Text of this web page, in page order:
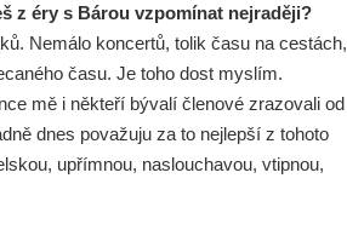
z éry s Bárou vzpomínat nejraději?
Nemálo koncertů, tolik času na cestách,
času. Je toho dost myslím.
mě i někteří bývalí členové zrazovali od
dnes považuju za to nejlepší z tohoto
upřímnou, naslouchavou, vtipnou,